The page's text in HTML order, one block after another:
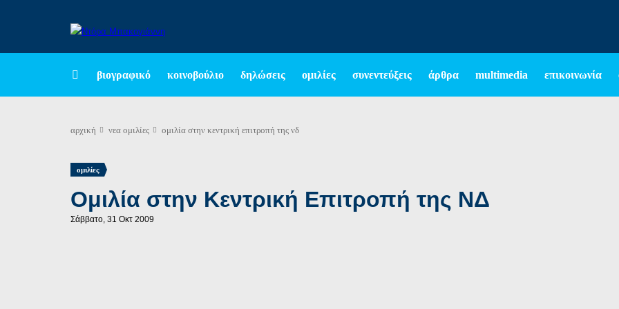
βιογραφικό κοινοβούλιο δηλώσεις ομιλίες συνεντεύξεις άρθρα multimedia επικοινωνία
αρχική νεα ομιλίες ομιλία στην κεντρική επιτροπή της νδ
ομιλίες
Ομιλία στην Κεντρική Επιτροπή της ΝΔ
Σάββατο, 31 Οκτ 2009